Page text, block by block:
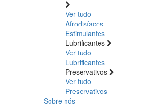
Ver tudo
Afrodisíacos
Estimulantes
Lubrificantes
Ver tudo
Lubrificantes
Preservativos
Ver tudo
Preservativos
Sobre nós